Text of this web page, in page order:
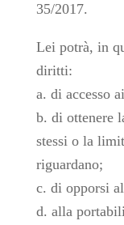
35/2017.
Lei potrà, in
diritti:
a. di accesso
b. di ottenere
stessi o la
riguardano;
c. di opporsi
d. alla